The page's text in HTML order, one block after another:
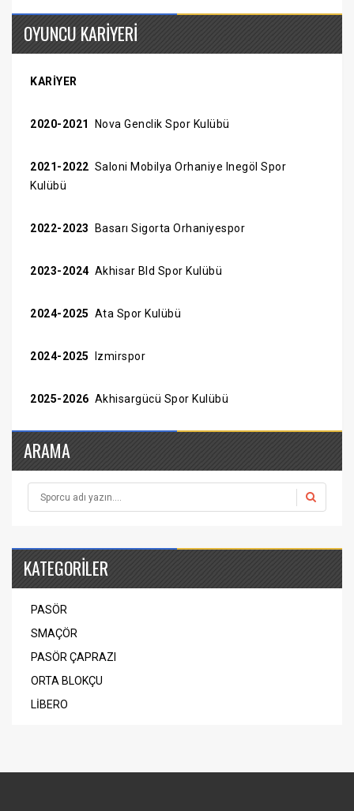
OYUNCU KARİYERİ
KARİYER
2020-2021 Nova Genclik Spor Kulübü
2021-2022 Saloni Mobilya Orhaniye Inegöl Spor
Kulübü
2022-2023 Basarı Sigorta Orhaniyespor
2023-2024 Akhisar Bld Spor Kulübü
2024-2025 Ata Spor Kulübü
2024-2025 Izmirspor
2025-2026 Akhisargücü Spor Kulübü
ARAMA
KATEGORİLER
PASÖR
SMAÇÖR
PASÖR ÇAPRAZI
ORTA BLOKÇU
LİBERO